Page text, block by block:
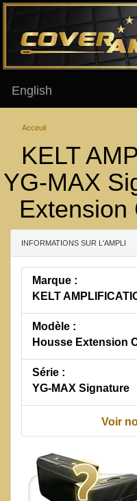
English
Acceuil
KELT
YG-MAX
Extension
INFORMATIONS SUR L'AMPLI
Marque :
KELT
Modèle :
Housse Extension
Série :
YG-MAX Signature
Voir